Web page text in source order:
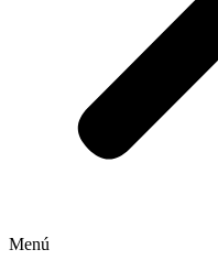
Menú